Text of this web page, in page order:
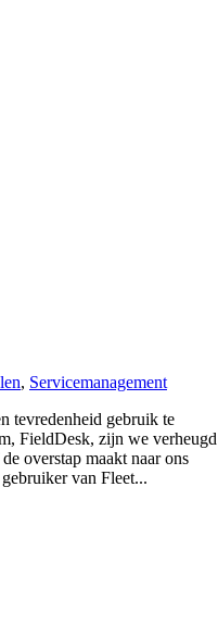
, Servicemanagement
tevredenheid gebruik te
FieldDesk, zijn we verheugd
overstap maakt naar ons
van Fleet...